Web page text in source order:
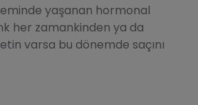
yaşanan hormonal
her zamankinden ya da
varsa bu dönemde saçını